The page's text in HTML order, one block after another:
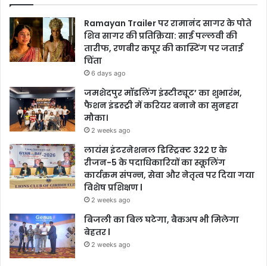
Ramayan Trailer पर रामानंद सागर के पोते
शिव सागर की प्रतिक्रिया: साई पल्लवी की
तारीफ, रणबीर कपूर की कास्टिंग पर जताई
चिंता
6 days ago
जमशेदपुर मॉडलिंग इंस्टीट्यूट’ का शुभारंभ,
फैशन इंडस्ट्री में करियर बनाने का सुनहरा
मौका।
2 weeks ago
लायंस इंटरनेशनल डिस्ट्रिक्ट 322 ए के
रीजन-5 के पदाधिकारियों का स्कूलिंग
कार्यक्रम संपन्न, सेवा और नेतृत्व पर दिया गया
विशेष प्रशिक्षण l
2 weeks ago
बिजली का बिल घटेगा, बैकअप भी मिलेगा
बेहतर l
2 weeks ago